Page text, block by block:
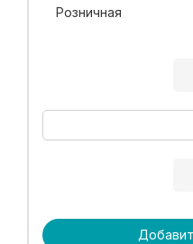
Розничная